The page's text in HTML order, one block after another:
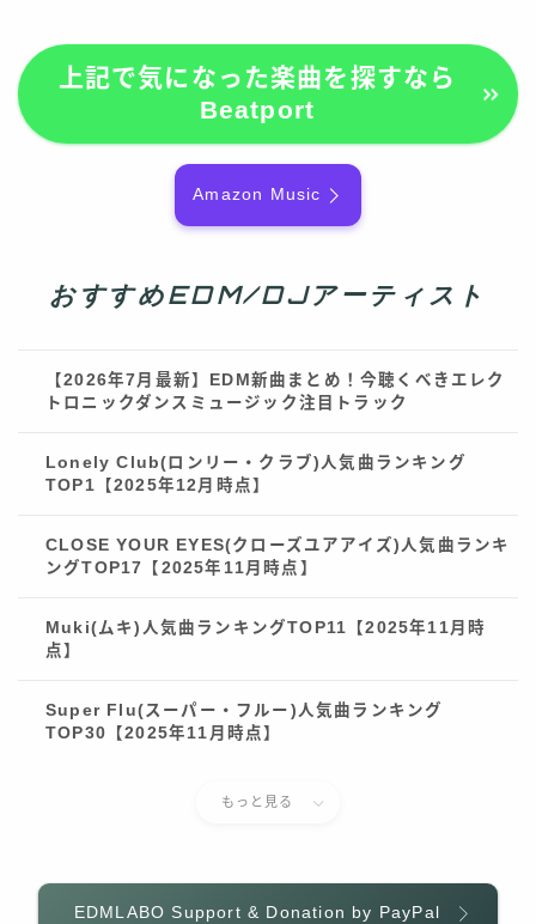
上記で気になった楽曲を探すなら
Beatport
Amazon Music
おすすめEDM/DJアーティスト
【2026年7月最新】EDM新曲まとめ！今聴くべきエレク
トロニックダンスミュージック注目トラック
Lonely Club(ロンリー・クラブ)人気曲ランキング
TOP1【2025年12月時点】
CLOSE YOUR EYES(クローズユアアイズ)人気曲ランキ
ングTOP17【2025年11月時点】
Muki(ムキ)人気曲ランキングTOP11【2025年11月時
点】
Super Flu(スーパー・フルー)人気曲ランキング
TOP30【2025年11月時点】
もっと見る
EDMLABO Support & Donation by PayPal